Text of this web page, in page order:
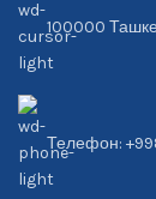
100000
Телефон: